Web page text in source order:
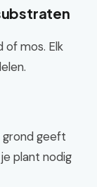
of mos. Elk
grond geeft
plant nodig